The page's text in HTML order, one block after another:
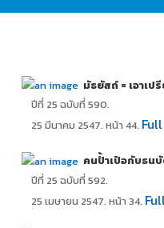
มัธยัสถ์ = เอาเป
ปีที่ 25 ฉบับที่ 590.
25 มีนาคม 2547. หน้า 44.
คนป้ำเป๋อกับธน
ปีที่ 25 ฉบับที่ 592.
25 เมษายน 2547. หน้า 34.